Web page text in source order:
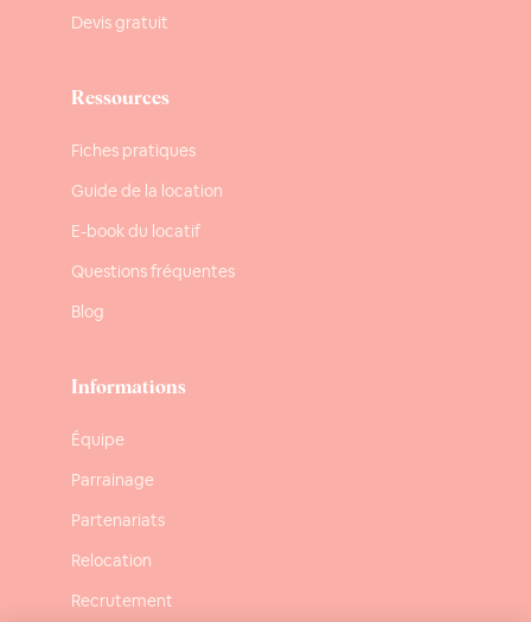
Devis gratuit
Ressources
Fiches pratiques
Guide de la location
E-book du locatif
Questions fréquentes
Blog
Informations
Équipe
Parrainage
Partenariats
Relocation
Recrutement